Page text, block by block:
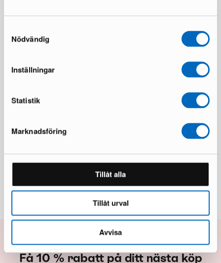
Nödvändig
Inställningar
Statistik
Marknadsföring
Tillåt alla
Tillåt urval
Avvisa
Över 50 000 möbler har hittat nya
Läs våra omdömen på Trustpilot
Få 10 % rabatt på ditt nästa köp